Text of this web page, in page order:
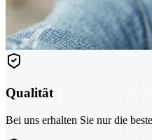
Qualität
Bei uns erhalten Sie nur die